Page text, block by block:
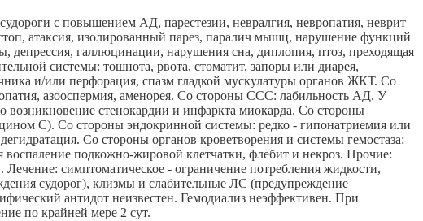
с повышением АД, парестезии, невралгия, невропатия, неврит
атаксия, изолированный парез, паралич мышц, нарушение функций
галлюцинации, нарушения сна, диплопия, птоз, преходящая
системы: тошнота, рвота, стоматит, запоры или диарея,
и/или перфорация, спазм гладкой мускулатуры органов ЖКТ. Со
азооспермия, аменорея. Со стороны ССС: лабильность АД. У
стенокардии и инфаркта миокарда. Со стороны
С). Со стороны эндокринной системы: редко - гипонатриемия или
Со стороны органов кроветворения и системы гемостаза:
подкожно-жировой клетчатки, флебит и некроз. Прочие:
симптоматическое - ограничение потребления жидкости,
судорог), клизмы и слабительные ЛС (предупреждение
антидот неизвестен. Гемодиализ неэффективен. При
по крайней мере 2 сут.